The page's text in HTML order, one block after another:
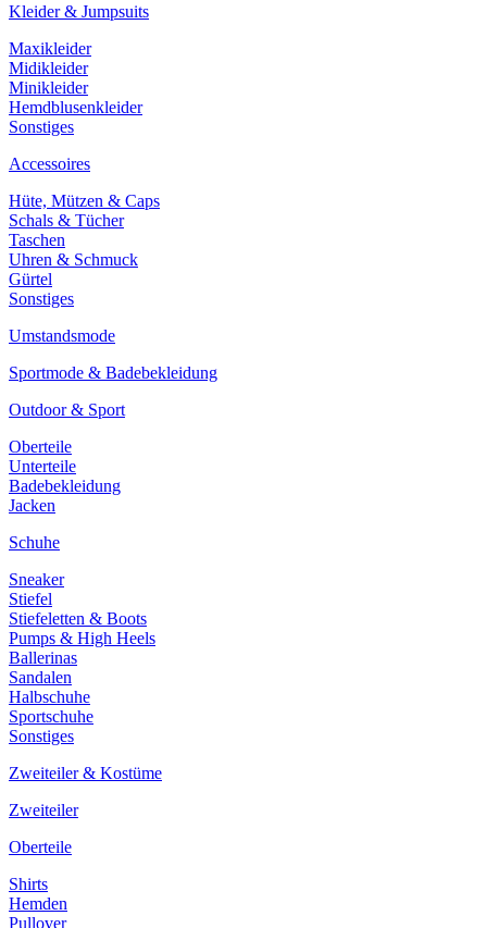
Kleider & Jumpsuits
Maxikleider
Midikleider
Minikleider
Hemdblusenkleider
Sonstiges
Accessoires
Hüte, Mützen & Caps
Schals & Tücher
Taschen
Uhren & Schmuck
Gürtel
Sonstiges
Umstandsmode
Sportmode & Badebekleidung
Outdoor & Sport
Oberteile
Unterteile
Badebekleidung
Jacken
Schuhe
Sneaker
Stiefel
Stiefeletten & Boots
Pumps & High Heels
Ballerinas
Sandalen
Halbschuhe
Sportschuhe
Sonstiges
Zweiteiler & Kostüme
Zweiteiler
Oberteile
Shirts
Hemden
Pullover